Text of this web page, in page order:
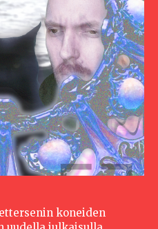
koneiden